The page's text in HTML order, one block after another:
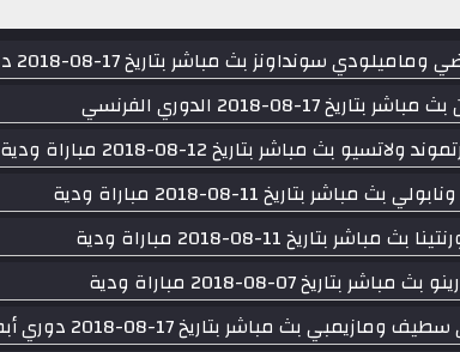
سونداونز بث مباشر بتاريخ 17-08-2018 دوري أبطال أفريقيا
08-2018 الدوري الفرنسي
بث مباشر بتاريخ 12-08-2018 مباراة ودية
بتاريخ 11-08-2018 مباراة ودية
11-08-2018 مباراة ودية
07-08-2018 مباراة ودية
مباشر بتاريخ 17-08-2018 دوري أبطال أفريقيا